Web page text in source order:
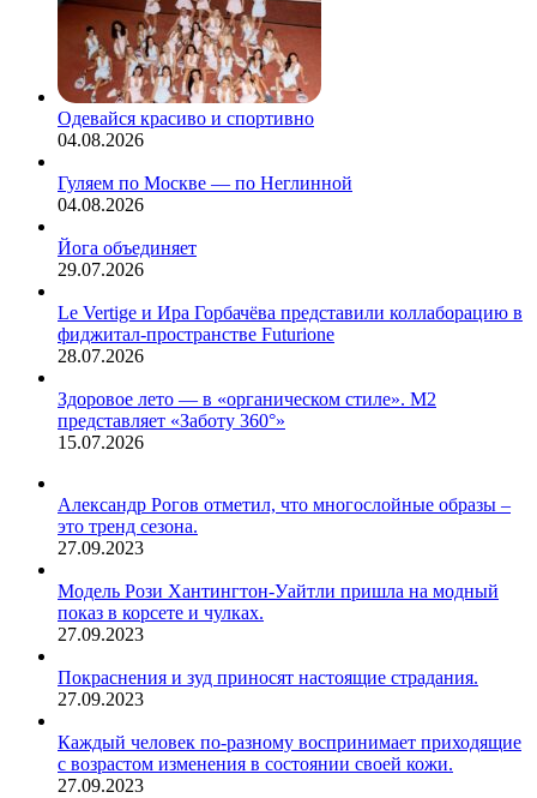
Одевайся красиво и спортивно
04.08.2026
Гуляем по Москве — по Неглинной
04.08.2026
Йога объединяет
29.07.2026
Le Vertige и Ира Горбачёва представили коллаборацию в
фиджитал-пространстве Futurione
28.07.2026
Здоровое лето — в «органическом стиле». М2
представляет «Заботу 360°»
15.07.2026
Александр Рогов отметил, что многослойные образы –
это тренд сезона.
27.09.2023
Модель Рози Хантингтон-Уайтли пришла на модный
показ в корсете и чулках.
27.09.2023
Покраснения и зуд приносят настоящие страдания.
27.09.2023
Каждый человек по-разному воспринимает приходящие
с возрастом изменения в состоянии своей кожи.
27.09.2023